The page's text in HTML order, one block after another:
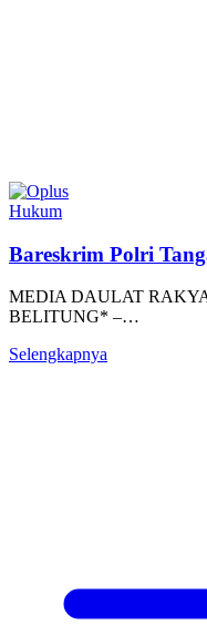
Hukum
Bareskrim Polri
MEDIA DAULAT
BELITUNG* –…
Selengkapnya